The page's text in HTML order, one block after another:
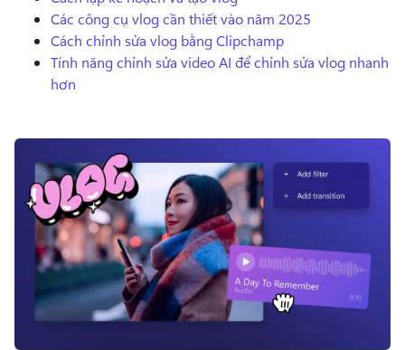
Đăng nhập
Dùng thử miễn phí
Các công cụ vlog cần thiết vào năm 2025
Cách chỉnh sửa vlog bằng Clipchamp
Tính năng chỉnh sửa video AI để chỉnh sửa vlog nhanh
hơn